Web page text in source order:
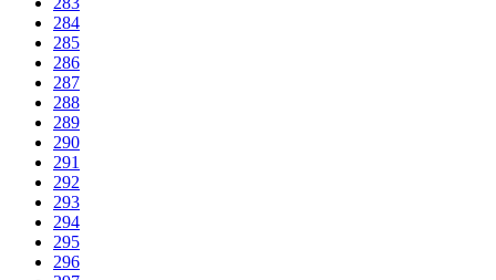
284
285
286
287
288
289
290
291
292
293
294
295
296